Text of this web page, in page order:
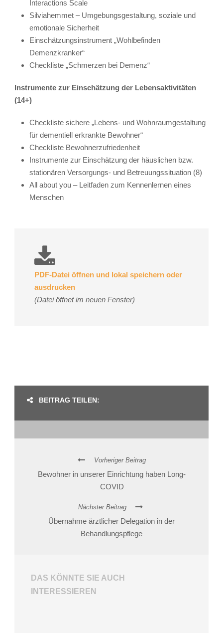
Interactions Scale
Silviahemmet – Umgebungsgestaltung, soziale und
emotionale Sicherheit
Einschätzungsinstrument „Wohlbefinden
Demenzkranker“
Checkliste „Schmerzen bei Demenz“
Instrumente zur Einschätzung der Lebensaktivitäten
(14+)
Checkliste sichere „Lebens- und Wohnraumgestaltung
für dementiell erkrankte Bewohner“
Checkliste Bewohnerzufriedenheit
Instrumente zur Einschätzung der häuslichen bzw.
stationären Versorgungs- und Betreuungssituation (8)
All about you – Leitfaden zum Kennenlernen eines
Menschen
PDF-Datei öffnen und lokal speichern oder
ausdrucken
(Datei öffnet im neuen Fenster)
BEITRAG TEILEN:
Vorheriger Beitrag
Bewohner in unserer Einrichtung haben Long-
COVID
Nächster Beitrag
Übernahme ärztlicher Delegation in der
Behandlungspflege
DAS KÖNNTE SIE AUCH
INTERESSIEREN